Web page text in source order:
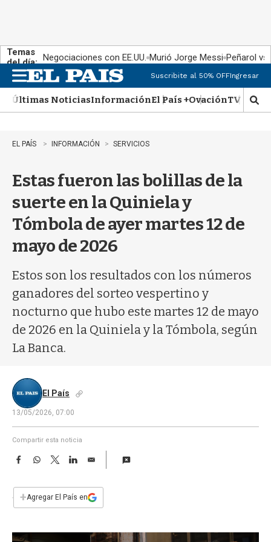
Temas
del día: Negociaciones con EE.UU. Murió Jorge Messi Peñarol
n
u
Suscribite al 50% OFFIngresar
Últimas NoticiasInformaciónEl País +OvaciónTV Show
M
o
EL PAÍS INFORMACIÓN SERVICIOS
Estas fueron las bolillas de la
suerte en la Quiniela y
Tómbola de ayer martes 12 de
mayo de 2026
Estos son los resultados con los números
ganadores del sorteo vespertino y
nocturno que hubo este martes 12 de mayo
de 2026 en la Quiniela y la Tómbola, según
La Banca.
El País
13/05/2026, 07:00
Compartir esta noticia
F
e
b
W
s
T
w
t
L
E
i
l
+Agregar El País en